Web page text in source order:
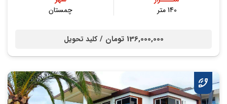
140 متر
چمستان
136,000,000 تومان / کلید تحویل